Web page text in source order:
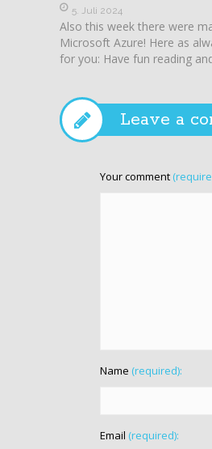
5. Juli 2024
Also this week there were
Microsoft Azure! Here as
for you: Have fun reading
Leave a
Your comment
Name (required):
Email (required):